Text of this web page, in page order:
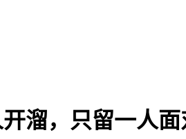
溜，只留一人